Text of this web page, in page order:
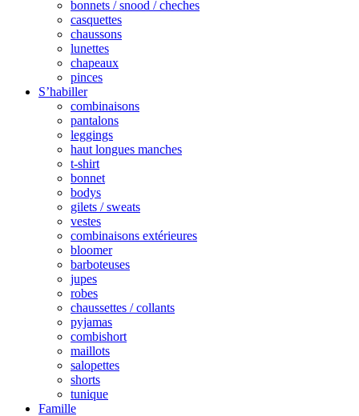
bonnets / snood / cheches
casquettes
chaussons
lunettes
chapeaux
pinces
S’habiller
combinaisons
pantalons
leggings
haut longues manches
t-shirt
bonnet
bodys
gilets / sweats
vestes
combinaisons extérieures
bloomer
barboteuses
jupes
robes
chaussettes / collants
pyjamas
combishort
maillots
salopettes
shorts
tunique
Famille